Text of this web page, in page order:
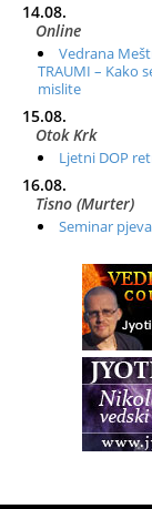
14.08.
Online
Vedrana
TRAUMI – Kako
mislite
15.08.
Otok Krk
Ljetni DOP
16.08.
Tisno (Murter)
Seminar
Radionica:
Zagreb+Online
Osnovni
Access